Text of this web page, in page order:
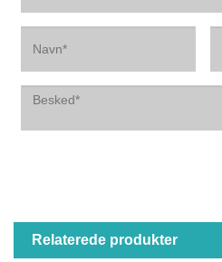
Relaterede produkter